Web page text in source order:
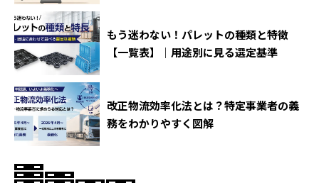
岡山営業所
〒713-8103 岡山県倉敷市玉島乙島字新湊8263番地32
TEL：（086）476-2720 FAX：（086）522-1830
広島営業所
〒730-0051 広島県広島市中区大手町4丁目6番16号
（山陽ビル7階）
もう迷わない！パレットの種類と特徴
【一覧表】｜用途別に見る選定基準
改正物流効率化法とは？特定事業者の義
務をわかりやすく図解